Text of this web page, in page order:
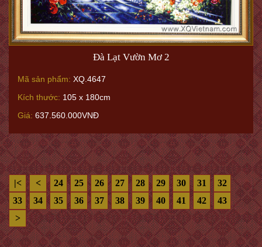
Đà Lạt Vườn Mơ 2
Mã sản phẩm: XQ.4647
Kích thước: 105 x 180cm
Giá: 637.560.000VNĐ
|< < 24 25 26 27 28 29 30 31
32
33
34 35 36 37 38 39 40 41 42
43
>